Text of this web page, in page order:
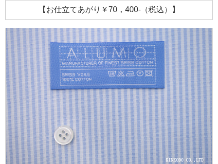
【お仕立てあがり￥70，400-（税込）】